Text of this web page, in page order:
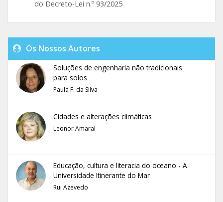
do Decreto-Lei n.º 93/2025
Os Nossos Autores
Soluções de engenharia não tradicionais
para solos
Paula F. da Silva
Cidades e alterações climáticas
Leonor Amaral
Educação, cultura e literacia do oceano - A
Universidade Itinerante do Mar
Rui Azevedo